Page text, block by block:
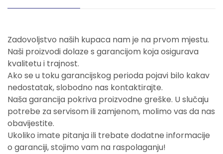
Zadovoljstvo naših kupaca nam je na prvom mjestu.
Naši proizvodi dolaze s garancijom koja osigurava
kvalitetu i trajnost.
Ako se u toku garancijskog perioda pojavi bilo kakav
nedostatak, slobodno nas kontaktirajte.
Naša garancija pokriva proizvodne greške. U slučaju
potrebe za servisom ili zamjenom, molimo vas da nas
obavijestite.
Ukoliko imate pitanja ili trebate dodatne informacije
o garanciji, stojimo vam na raspolaganju!